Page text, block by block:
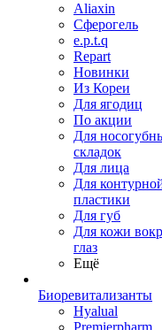
Aliaxin
Сферогель
e.p.t.q
Repart
Новинки
Из Кореи
Для ягодиц
По акции
Для
складок
Для лица
Для
пластики
Для губ
Для кожи
глаз
Ещё
Биоревитализанты
Hyalual
Premierpharm